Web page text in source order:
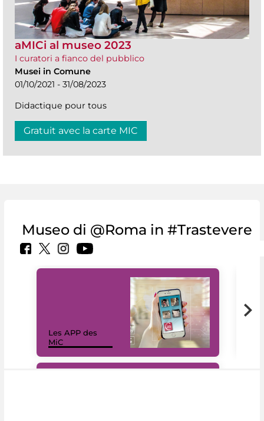
aMICi al museo 2023
I curatori a fianco del pubblico
Musei in Comune
01/10/2021 - 31/08/2023
Didactique pour tous
Gratuit avec la carte MIC
Museo di @Roma in #Trastevere
Les APP des
MiC